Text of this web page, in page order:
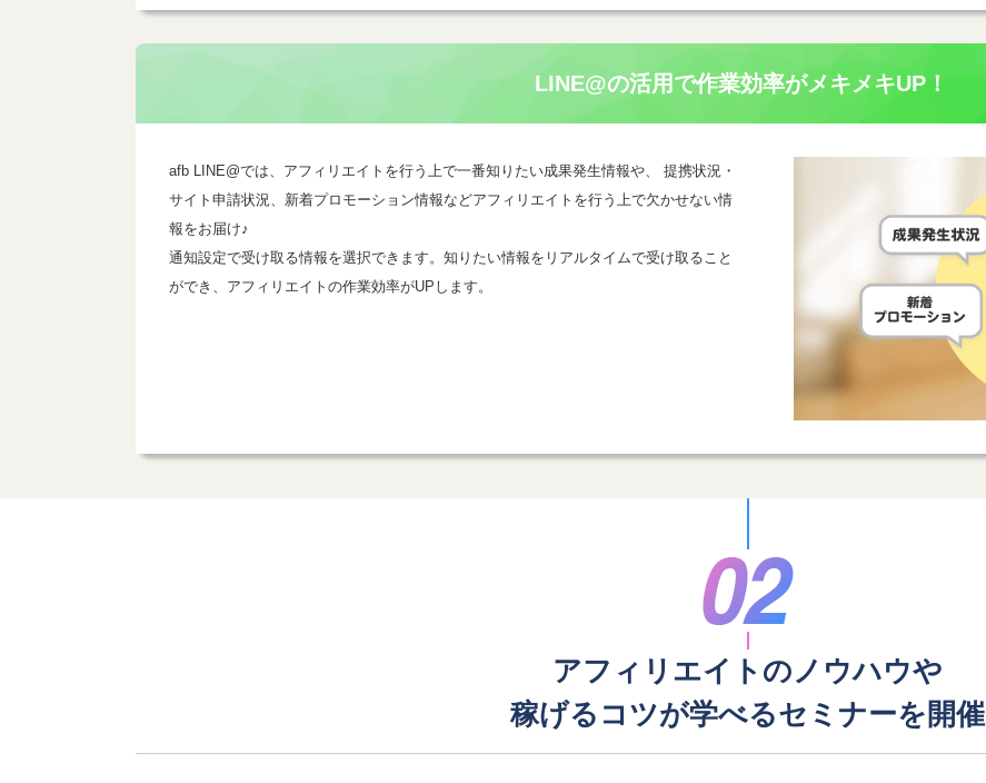
LINE@の活用で作業効率がメキメキUP！
afb LINE@では、アフィリエイトを行う上で一番知りたい成果発生情報や、 提携状況・
サイト申請状況、新着プロモーション情報などアフィリエイトを行う上で欠かせない情
報をお届け♪
通知設定で受け取る情報を選択できます。知りたい情報をリアルタイムで受け取ること
ができ、アフィリエイトの作業効率がUPします。
アフィリエイトのノウハウや
稼げるコツが学べるセミナーを開催